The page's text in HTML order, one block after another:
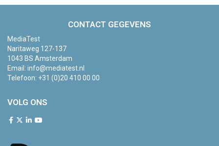
CONTACT GEGEVENS
MediaTest
Naritaweg 127-137
1043 BS Amsterdam
Email: info@mediatest.nl
Telefoon: +31 (0)20 410 00 00
VOLG ONS